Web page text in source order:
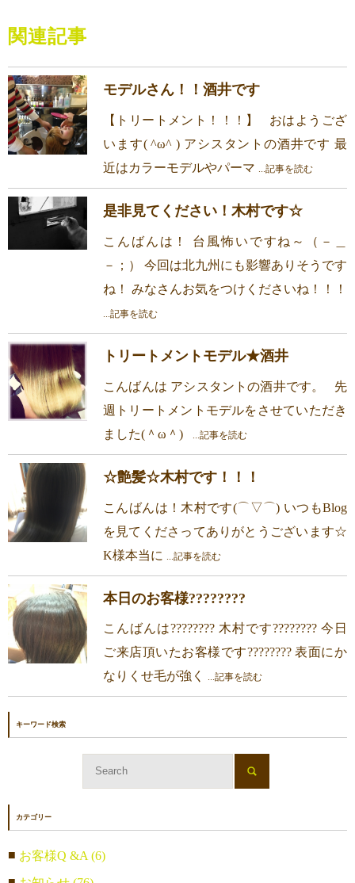
関連記事
モデルさん！！酒井です
【トリートメント！！！】 おはようござ
います( ^ω^ ) アシスタントの酒井です 最
近はカラーモデルやパーマ ...記事を読む
是非見てください！木村です☆
こんばんは！ 台風怖いですね～（－＿
－；） 今回は北九州にも影響ありそうです
ね！ みなさんお気をつけくださいね！！！
...記事を読む
トリートメントモデル★酒井
こんばんは アシスタントの酒井です。 先
週トリートメントモデルをさせていただき
ました(＾ω＾)
...記事を読む
☆艶髪☆木村です！！！
こんばんは！木村です(⌒▽⌒) いつもBlog
を見てくださってありがとうございます☆
K様本当に
...記事を読む
本日のお客様????????
こんばんは???????? 木村です???????? 今日
ご来店頂いたお客様です???????? 表面にか
なりくせ毛が強く
...記事を読む
キーワード検索
カテゴリー
お客様Q &A (6)